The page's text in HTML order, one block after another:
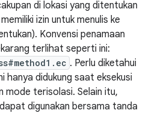
di lokasi yang ditentukan
izin untuk menulis ke
Konvensi penamaan
terlihat seperti ini:
. Perlu diketahui
hanya didukung saat eksekusi
mode terisolasi. Selain itu,
digunakan bersama tanda